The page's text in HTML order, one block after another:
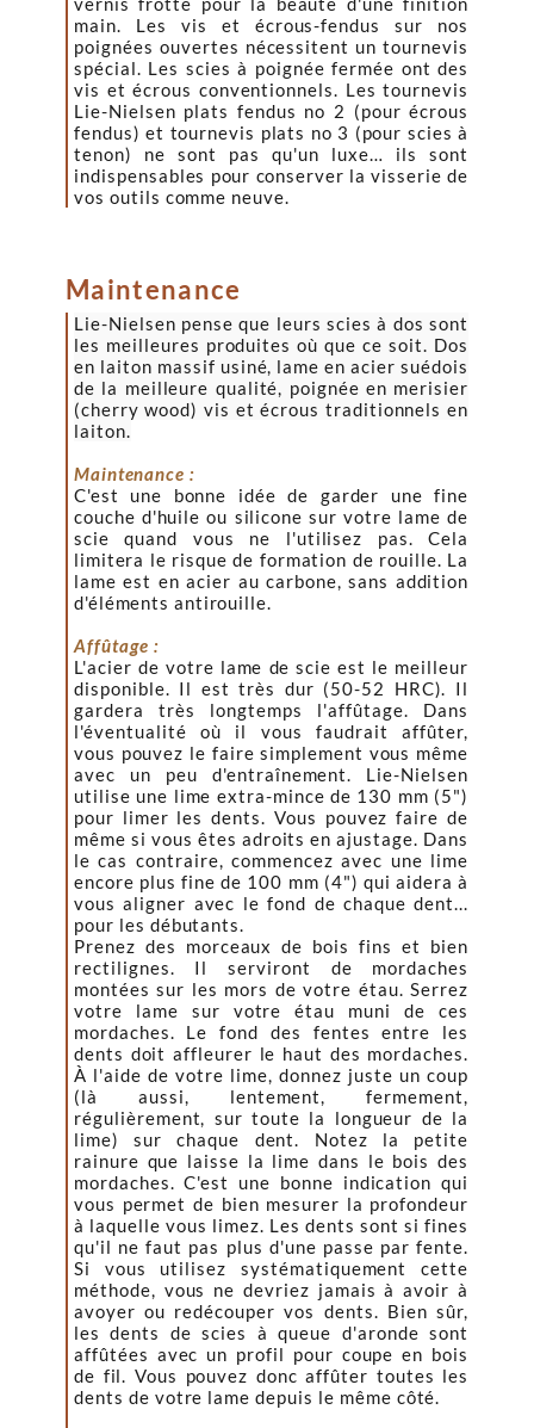
main. Les vis et écrous-fendus sur nos
poignées ouvertes nécessitent un tournevis
spécial. Les scies à poignée fermée ont des
vis et écrous conventionnels. Les tournevis
Lie-Nielsen plats fendus no 2 (pour écrous
fendus) et tournevis plats no 3 (pour scies à
tenon) ne sont pas qu'un luxe… ils sont
indispensables pour conserver la visserie de
vos outils comme neuve.
Maintenance
Lie-Nielsen pense que leurs scies à dos sont
les meilleures produites où que ce soit. Dos
en laiton massif usiné, lame en acier suédois
de la meilleure qualité, poignée en merisier
(cherry wood) vis et écrous traditionnels en
laiton.
Maintenance :
C'est une bonne idée de garder une fine
couche d'huile ou silicone sur votre lame de
scie quand vous ne l'utilisez pas. Cela
limitera le risque de formation de rouille. La
lame est en acier au carbone, sans addition
d'éléments antirouille.
Affûtage :
L'acier de votre lame de scie est le meilleur
disponible. Il est très dur (50-52 HRC). Il
gardera très longtemps l'affûtage. Dans
l'éventualité où il vous faudrait affûter,
vous pouvez le faire simplement vous même
avec un peu d'entraînement. Lie-Nielsen
utilise une lime extra-mince de 130 mm (5")
pour limer les dents. Vous pouvez faire de
même si vous êtes adroits en ajustage. Dans
le cas contraire, commencez avec une lime
encore plus fine de 100 mm (4") qui aidera à
vous aligner avec le fond de chaque dent...
pour les débutants.
Prenez des morceaux de bois fins et bien
rectilignes. Il serviront de mordaches
montées sur les mors de votre étau. Serrez
votre lame sur votre étau muni de ces
mordaches. Le fond des fentes entre les
dents doit affleurer le haut des mordaches.
À l'aide de votre lime, donnez juste un coup
(là aussi, lentement, fermement,
régulièrement, sur toute la longueur de la
lime) sur chaque dent. Notez la petite
rainure que laisse la lime dans le bois des
mordaches. C'est une bonne indication qui
vous permet de bien mesurer la profondeur
à laquelle vous limez. Les dents sont si fines
qu'il ne faut pas plus d'une passe par fente.
Si vous utilisez systématiquement cette
méthode, vous ne devriez jamais à avoir à
avoyer ou redécouper vos dents. Bien sûr,
les dents de scies à queue d'aronde sont
affûtées avec un profil pour coupe en bois
de fil. Vous pouvez donc affûter toutes les
dents de votre lame depuis le même côté.